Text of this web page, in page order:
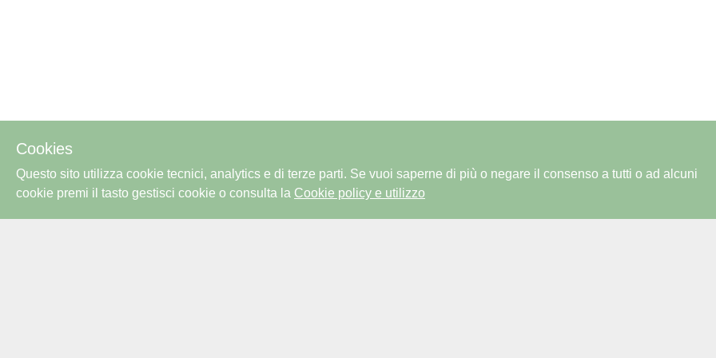
Cookies
Questo sito utilizza cookie tecnici, analytics e di terze parti. Se vuoi saperne di più o negare il consenso a tutti o ad alcuni
cookie premi il tasto gestisci cookie o consulta la Cookie policy e utilizzo